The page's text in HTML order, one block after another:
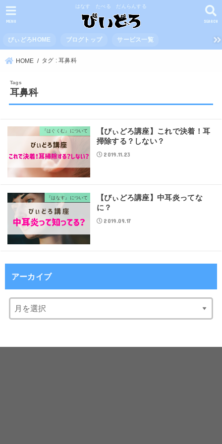
はなす たべる だんらんする
SEARCH
MENU
びぃどろHOME ブログトップ サービス一覧
HOME タグ : 耳鼻科
耳鼻科
『はぐくむ』について
【びぃどろ講座】これで決着！耳
掃除する？しない？
2019.11.23
『はなす』について
【びぃどろ講座】中耳炎ってな
に？
2019.09.17
アーカイブ